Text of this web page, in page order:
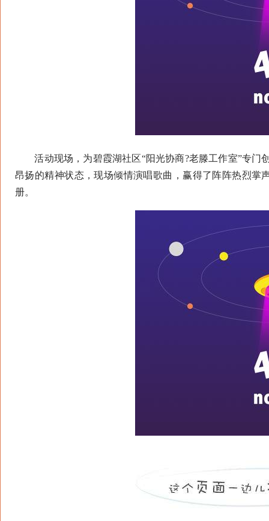
活动现场，为碧霞湖社区“阳光协商?老滕工作室”专门
昂扬的精神状态，现场倾情演唱歌曲，赢得了阵阵热烈掌
册。